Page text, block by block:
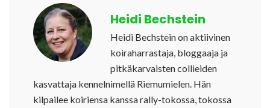
Heidi Bechstein
Heidi Bechstein on aktiivinen
koiraharrastaja, bloggaaja ja
pitkäkarvaisten collieiden
kasvattaja kennelnimellä Riemumielen. Hän
kilpailee koiriensa kanssa rally-tokossa, tokossa